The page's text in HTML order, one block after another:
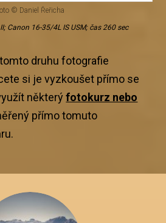
© Daniel Řeřicha
Canon 16-35/4L IS USM; čas 260 sec
druhu fotografie
si je vyzkoušet přímo se
některýfotokurz nebo
přímo tomuto